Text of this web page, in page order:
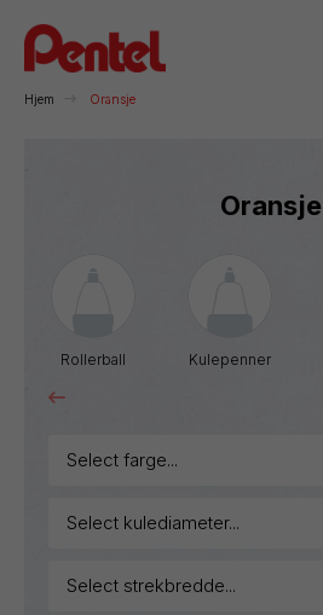
Hjem Oransje
Oransje
Rollerball Kulepenner
select farge...
select kulediameter...
select strekbredde...